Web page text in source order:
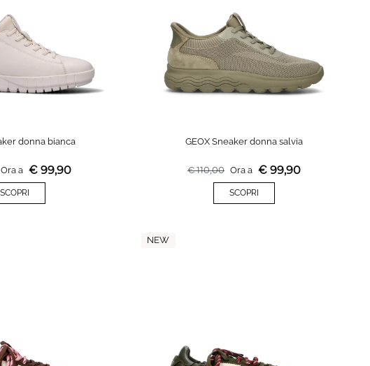
donna bianca
Ora a € 99,90
SCOPRI
GEOX Sneaker donna salvia
€110,00 Ora a € 99,90
SCOPRI
NEW